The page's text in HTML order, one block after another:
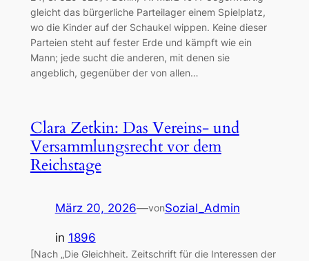
gleicht das bürgerliche Parteilager einem Spielplatz,
wo die Kinder auf der Schaukel wippen. Keine dieser
Parteien steht auf fester Erde und kämpft wie ein
Mann; jede sucht die anderen, mit denen sie
angeblich, gegenüber der von allen…
Clara Zetkin: Das Vereins- und
Versammlungsrecht vor dem
Reichstage
März 20, 2026—vonSozial_Admin
in 1896
[Nach „Die Gleichheit. Zeitschrift für die Interessen der